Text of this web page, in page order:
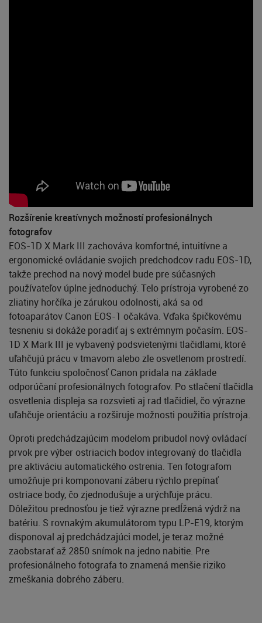
Rozšírenie kreatívnych možností profesionálnych
fotografov
EOS-1D X Mark III zachováva komfortné, intuitívne a
ergonomické ovládanie svojich predchodcov radu EOS-1D,
takže prechod na nový model bude pre súčasných
používateľov úplne jednoduchý. Telo prístroja vyrobené zo
zliatiny horčíka je zárukou odolnosti, aká sa od
fotoaparátov Canon EOS-1 očakáva. Vďaka špičkovému
tesneniu si dokáže poradiť aj s extrémnym počasím. EOS-
1D X Mark III je vybavený podsvietenými tlačidlami, ktoré
uľahčujú prácu v tmavom alebo zle osvetlenom prostredí.
Túto funkciu spoločnosť Canon pridala na základe
odporúčaní profesionálnych fotografov. Po stlačení tlačidla
osvetlenia displeja sa rozsvieti aj rad tlačidiel, čo výrazne
uľahčuje orientáciu a rozširuje možnosti použitia prístroja.
Oproti predchádzajúcim modelom pribudol nový ovládací
prvok pre výber ostriacich bodov integrovaný do tlačidla
pre aktiváciu automatického ostrenia. Ten fotografom
umožňuje pri komponovaní záberu rýchlo prepínať
ostriace body, čo zjednodušuje a urýchľuje prácu.
Dôležitou prednosťou je tiež výrazne predĺžená výdrž na
batériu. S rovnakým akumulátorom typu LP-E19, ktorým
disponoval aj predchádzajúci model, je teraz možné
zaobstarať až 2850 snímok na jedno nabitie. Pre
profesionálneho fotografa to znamená menšie riziko
zmeškania dobrého záberu.